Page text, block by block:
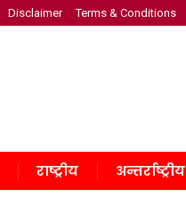
Disclaimer Terms & Conditions
राष्ट्रीय अन्तर्राष्ट्रीय